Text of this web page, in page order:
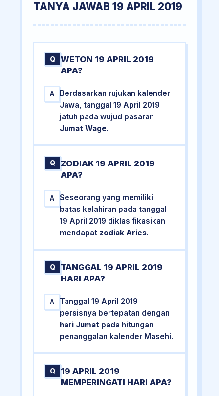
TANYA JAWAB 19 APRIL 2019
Q
WETON 19 APRIL 2019
APA?
A
Berdasarkan rujukan kalender
Jawa, tanggal 19 April 2019
jatuh pada wujud pasaran
Jumat Wage.
Q
ZODIAK 19 APRIL 2019
APA?
A
Seseorang yang memiliki
batas kelahiran pada tanggal
19 April 2019 diklasifikasikan
mendapat zodiak Aries.
Q
TANGGAL 19 APRIL 2019
HARI APA?
A
Tanggal 19 April 2019
persisnya bertepatan dengan
hari Jumat pada hitungan
penanggalan kalender Masehi.
Q
19 APRIL 2019
MEMPERINGATI HARI APA?